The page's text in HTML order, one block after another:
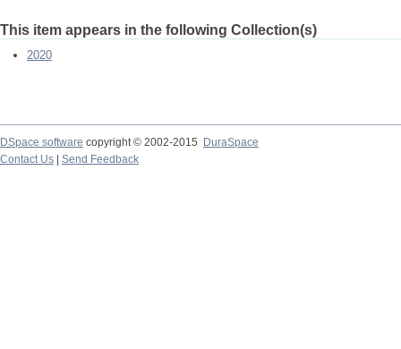
This item appears in the following Collection(s)
2020
DSpace software copyright © 2002-2015
DuraSpace
Contact Us
Send Feedback